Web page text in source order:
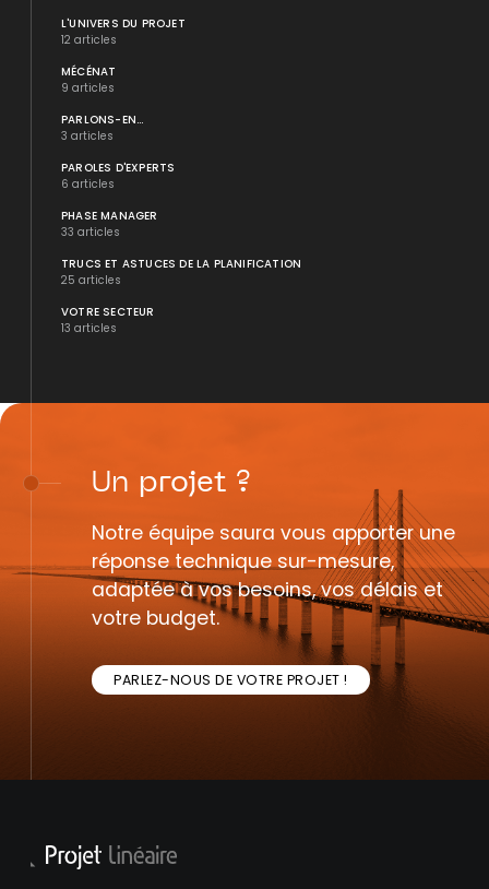
L'UNIVERS DU PROJET
12 articles
MÉCÉNAT
9 articles
PARLONS-EN...
3 articles
PAROLES D'EXPERTS
6 articles
PHASE MANAGER
33 articles
TRUCS ET ASTUCES DE LA PLANIFICATION
25 articles
VOTRE SECTEUR
13 articles
Un projet ?
Notre équipe saura vous apporter une
réponse technique sur-mesure,
adaptée à vos besoins, vos délais et
votre budget.
PARLEZ-NOUS DE VOTRE PROJET !